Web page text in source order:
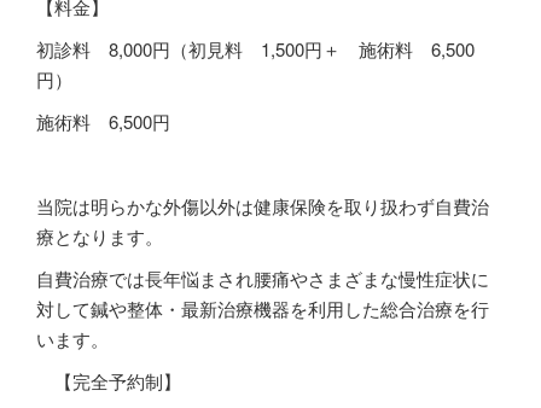
【料金】
初診料 8,000円（初見料 1,500円＋ 施術料 6,500
円）
施術料 6,500円
当院は明らかな外傷以外は健康保険を取り扱わず自費治
療となります。
自費治療では長年悩まされ腰痛やさまざまな慢性症状に
対して鍼や整体・最新治療機器を利用した総合治療を行
います。
【完全予約制】